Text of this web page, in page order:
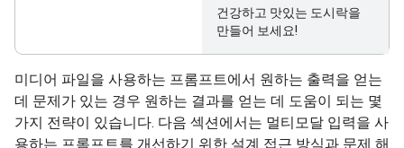
건강하고 맛있는 도시락을
만들어 보세요!
미디어 파일을 사용하는 프롬프트에서 원하는 출력을 얻는
데 문제가 있는 경우 원하는 결과를 얻는 데 도움이 되는 몇
가지 전략이 있습니다. 다음 섹션에서는 멀티모달 입력을 사
용하는 프롬프트를 개선하기 위한 설계 접근 방식과 문제 해